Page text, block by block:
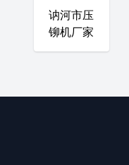
讷河市压
铆机厂家